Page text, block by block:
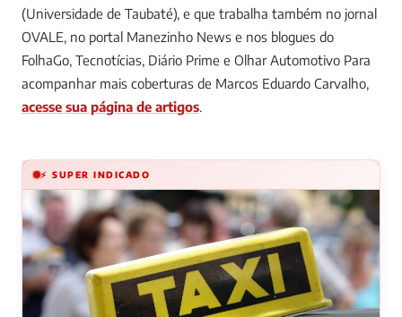
(Universidade de Taubaté), e que trabalha também no jornal
OVALE, no portal Manezinho News e nos blogues do
FolhaGo, Tecnotícias, Diário Prime e Olhar Automotivo Para
acompanhar mais coberturas de Marcos Eduardo Carvalho,
acesse sua página de artigos.
⚡ SUPER INDICADO